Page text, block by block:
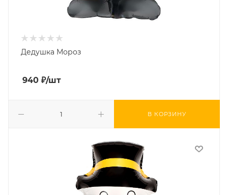
Дедушка Мороз
940 ₽/шт
В КОРЗИНУ